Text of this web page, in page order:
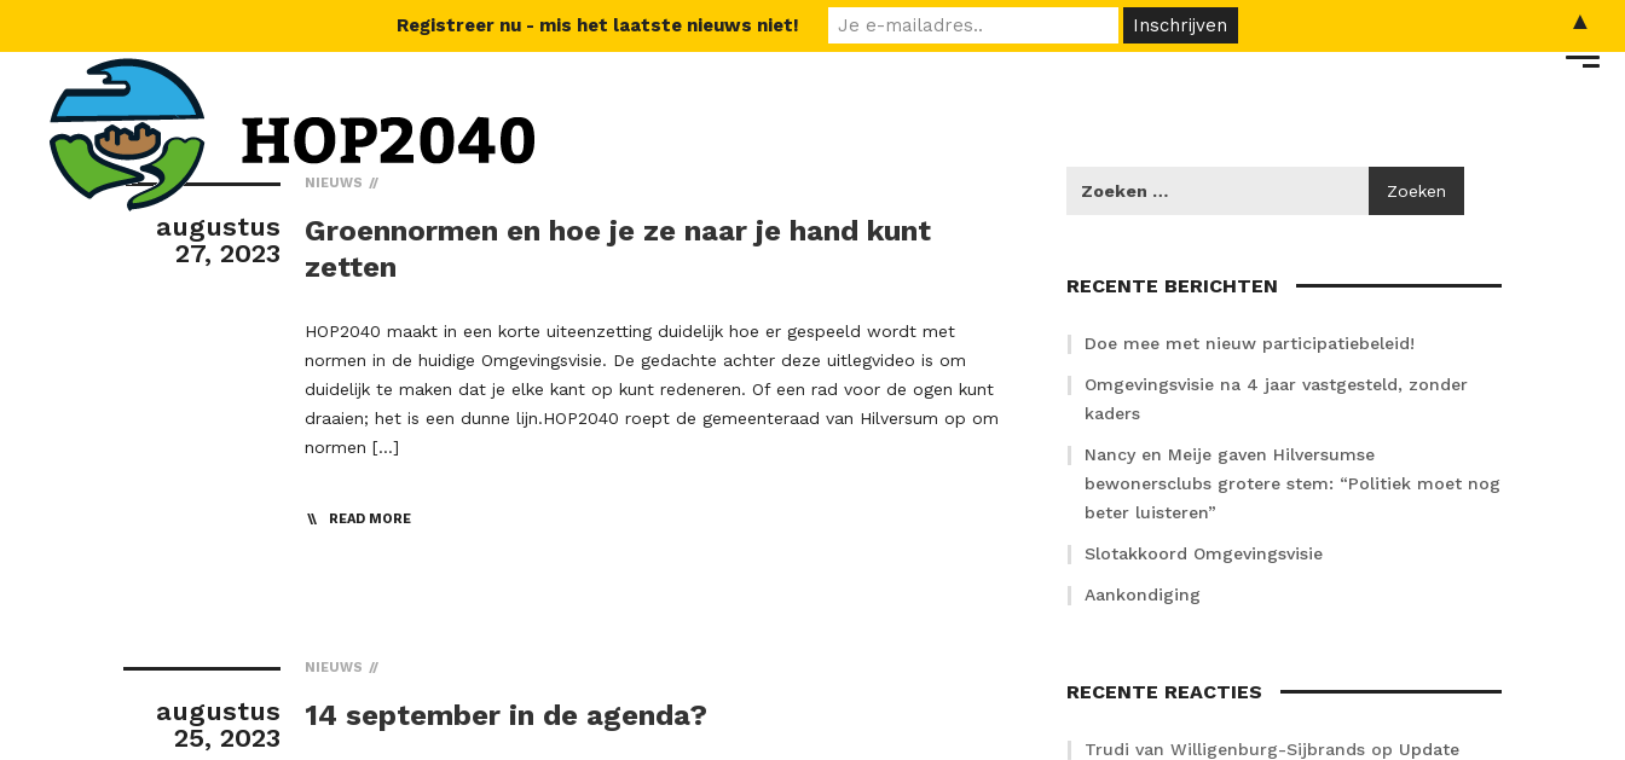
augustus
27, 2023
NIEUWS
Groennormen en hoe je ze naar je hand kunt
zetten
HOP2040 maakt in een korte uiteenzetting duidelijk hoe er gespeeld wordt met
normen in de huidige Omgevingsvisie. De gedachte achter deze uitlegvideo is om
duidelijk te maken dat je elke kant op kunt redeneren. Of een rad voor de ogen kunt
draaien; het is een dunne lijn.HOP2040 roept de gemeenteraad van Hilversum op om
normen […]
READ MORE
augustus
25, 2023
NIEUWS
14 september in de agenda?
RECENTE BERICHTEN
Doe mee met nieuw participatiebeleid!
Omgevingsvisie na 4 jaar vastgesteld, zonder
kaders
Nancy en Meije gaven Hilversumse
bewonersclubs grotere stem: “Politiek moet nog
beter luisteren”
Slotakkoord Omgevingsvisie
Aankondiging
RECENTE REACTIES
Trudi van Willigenburg-Sijbrands op Update
Registreer nu - mis het laatste nieuws niet! ▲